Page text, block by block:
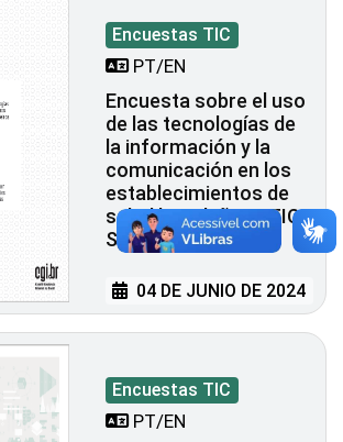
Encuestas TIC
PT/EN
Encuesta sobre el uso
de las tecnologías de
la información y la
comunicación en los
establecimientos de
salud brasileños - TIC
Salud 2023
04 DE JUNIO DE 2024
Encuestas TIC
PT/EN